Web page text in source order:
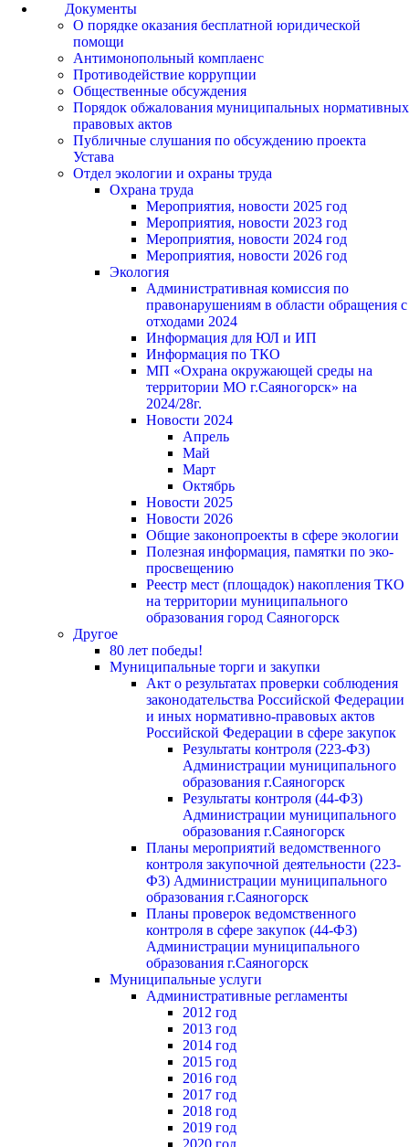
Документы
О порядке оказания бесплатной юридической
помощи
Антимонопольный комплаенс
Противодействие коррупции
Общественные обсуждения
Порядок обжалования муниципальных нормативных
правовых актов
Публичные слушания по обсуждению проекта
Устава
Отдел экологии и охраны труда
Охрана труда
Мероприятия, новости 2025 год
Мероприятия, новости 2023 год
Мероприятия, новости 2024 год
Мероприятия, новости 2026 год
Экология
Административная комиссия по
правонарушениям в области обращения с
отходами 2024
Информация для ЮЛ и ИП
Информация по ТКО
МП «Охрана окружающей среды на
территории МО г.Саяногорск» на
2024/28г.
Новости 2024
Апрель
Май
Март
Октябрь
Новости 2025
Новости 2026
Общие законопроекты в сфере экологии
Полезная информация, памятки по эко-
просвещению
Реестр мест (площадок) накопления ТКО
на территории муниципального
образования город Саяногорск
Другое
80 лет победы!
Муниципальные торги и закупки
Акт о результатах проверки соблюдения
законодательства Российской Федерации
и иных нормативно-правовых актов
Российской Федерации в сфере закупок
Результаты контроля (223-ФЗ)
Администрации муниципального
образования г.Саяногорск
Результаты контроля (44-ФЗ)
Администрации муниципального
образования г.Саяногорск
Планы мероприятий ведомственного
контроля закупочной деятельности (223-
ФЗ) Администрации муниципального
образования г.Саяногорск
Планы проверок ведомственного
контроля в сфере закупок (44-ФЗ)
Администрации муниципального
образования г.Саяногорск
Муниципальные услуги
Административные регламенты
2012 год
2013 год
2014 год
2015 год
2016 год
2017 год
2018 год
2019 год